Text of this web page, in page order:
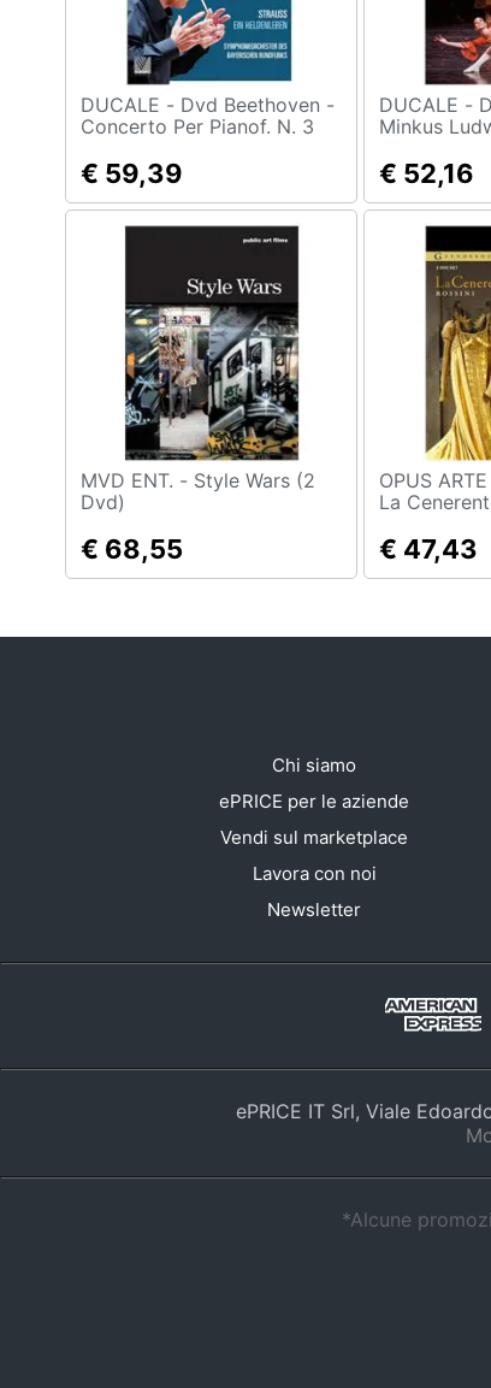
Giocattoli
Prima infanzia
Casalinghi
Sport
Animali
Motori
Libri, cd e dvd
Promozioni
DUCALE - Dvd Beethoven -
Concerto Per Pianof. N. 3
€ 59,39
DUCALE - Dvd Rhodes -
Minkus
€ 52,16
MVD ENT. - Style Wars (2
Dvd)
€ 68,55
OPUS ARTE - Dvd
La
€ 47,43
Chi siamo
ePRICE per le aziende
Vendi sul marketplace
Lavora con noi
Newsletter
ePRICE IT Srl, Viale
*Alcune